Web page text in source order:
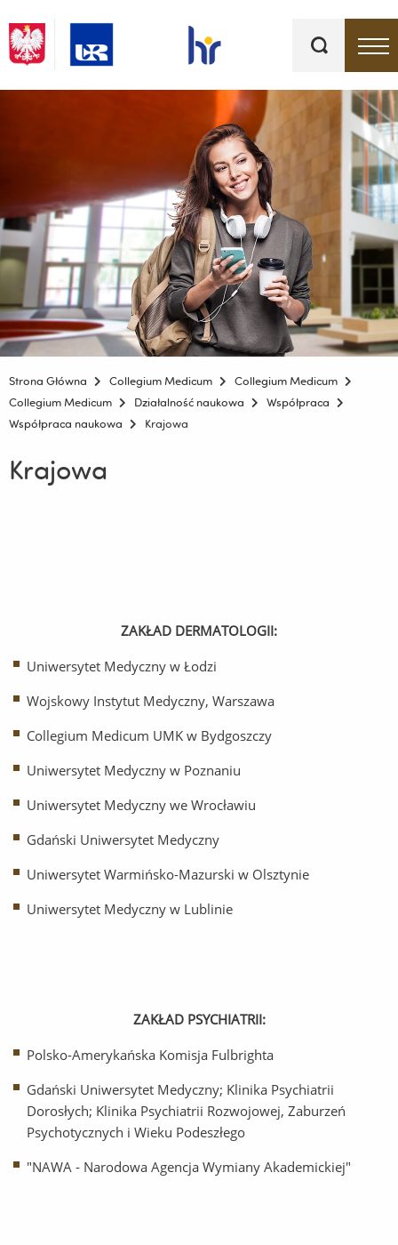
kluczowe
Strona Główna Collegium Medicum
Collegium Medicum
Collegium Medicum
Działalność naukowa
Współpraca
Współpraca naukowa
Krajowa
Krajowa
ZAKŁAD DERMATOLOGII:
Uniwersytet Medyczny w Łodzi
Wojskowy Instytut Medyczny, Warszawa
Collegium Medicum UMK w Bydgoszczy
Uniwersytet Medyczny w Poznaniu
Uniwersytet Medyczny we Wrocławiu
Gdański Uniwersytet Medyczny
Uniwersytet Warmińsko-Mazurski w Olsztynie
Uniwersytet Medyczny w Lublinie
ZAKŁAD PSYCHIATRII:
Polsko-Amerykańska Komisja Fulbrighta
Gdański Uniwersytet Medyczny; Klinika Psychiatrii
Dorosłych; Klinika Psychiatrii Rozwojowej, Zaburzeń
Psychotycznych i Wieku Podeszłego
"NAWA - Narodowa Agencja Wymiany Akademickiej"